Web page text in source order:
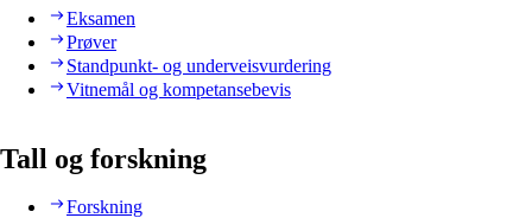
Eksamen
Prøver
Standpunkt- og underveisvurdering
Vitnemål og kompetansebevis
Tall og forskning
Forskning